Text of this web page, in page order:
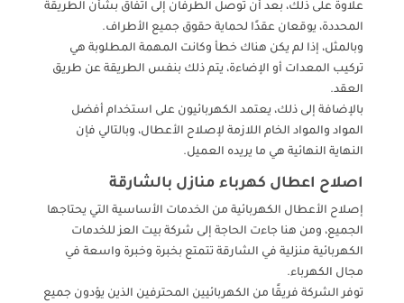
علاوة على ذلك، بعد أن توصل الطرفان إلى اتفاق بشأن الطريقة
المحددة، يوقعان عقدًا لحماية حقوق جميع الأطراف.
وبالمثل، إذا لم يكن هناك خطأ وكانت المهمة المطلوبة هي
تركيب المعدات أو الإضاءة، يتم ذلك بنفس الطريقة عن طريق
العقد.
بالإضافة إلى ذلك، يعتمد الكهربائيون على استخدام أفضل
المواد والمواد الخام اللازمة لإصلاح الأعطال، وبالتالي فإن
النهاية النهائية هي ما يريده العميل.
اصلاح اعطال كهرباء منازل بالشارقة
إصلاح الأعطال الكهربائية من الخدمات الأساسية التي يحتاجها
الجميع، ومن هنا جاءت الحاجة إلى شركة بيت العز للخدمات
الكهربائية منزلية في الشارقة تتمتع بخبرة وخبرة واسعة في
مجال الكهرباء.
توفر الشركة فريقًا من الكهربائيين المحترفين الذين يؤدون جميع